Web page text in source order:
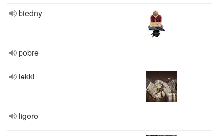
biedny
pobre
lekki
ligero